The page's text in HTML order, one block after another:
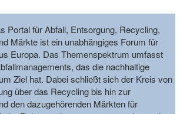
Portal für Abfall, Entsorgung, Recycling,
Märkte ist ein unabhängiges Forum für
Europa. Das Themenspektrum umfasst
das die nachhaltige
Ziel hat. Dabei schließt sich der Kreis von
über das Recycling bis hin zur
den dazugehörenden Märkten für